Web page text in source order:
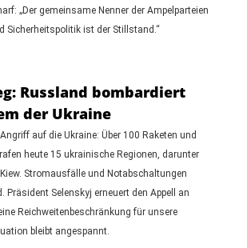
„Der gemeinsame Nenner der Ampelparteien
Sicherheitspolitik ist der Stillstand.“
Russland bombardiert
der Ukraine
auf die Ukraine: Über 100 Raketen und
heute 15 ukrainische Regionen, darunter
Stromausfälle und Notabschaltungen
Präsident Selenskyj erneuert den Appell an
Reichweitenbeschränkung für unsere
bleibt angespannt.